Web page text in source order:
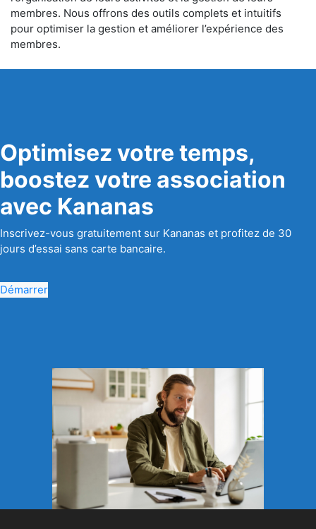
membres. Nous offrons des outils complets et intuitifs
pour optimiser la gestion et améliorer l’expérience des
membres.
Optimisez votre temps,
boostez votre association
avec Kananas
Inscrivez-vous gratuitement sur Kananas et profitez de 30
jours d’essai sans carte bancaire.
Démarrer